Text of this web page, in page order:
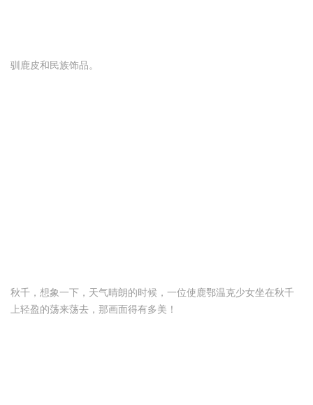
驯鹿皮和民族饰品。
秋千，想象一下，天气晴朗的时候，一位使鹿鄂温克少女坐在秋千
上轻盈的荡来荡去，那画面得有多美！